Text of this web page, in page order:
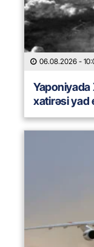
06.08.2026 -
Yaponiyada
xatirəsi yad